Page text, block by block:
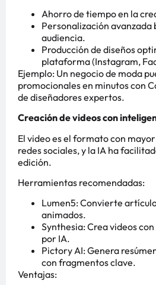
Ahorro de tiempo en la
Personalización avanzada
audiencia.
Producción de diseños
plataforma (Instagram,
Ejemplo: Un negocio de moda
promocionales en minutos con
de diseñadores expertos.
Creación de videos con
El video es el formato con
redes sociales, y la IA ha
edición.
Herramientas recomendadas:
Lumen5: Convierte
animados.
Synthesia: Crea videos
por IA.
Pictory AI: Genera
con fragmentos clave.
Ventajas: